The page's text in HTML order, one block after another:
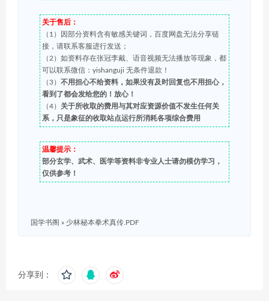
关于售后：
（1）因部分资料含有敏感关键词，百度网盘无法分享链
接，请联系客服进行发送；
（2）如资料存在张冠李戴、语音视频无法播放等现象，都
可以联系微信：yishanguji 无条件退款！
（3） 不用担心不给资料，如果没有及时回复也不用担心，
看到了都会发给您的！放心！
（4） 关于所收取的费用与其对应资源价值不发生任何关
系，只是象征的收取站点运行所消耗各项综合费用
温馨提示：
部分玄学、武术、医学等资料非专业人士请勿模仿学习，
仅供参考！
国学书阁 » 少林秘本拳术真传.PDF
分享到：